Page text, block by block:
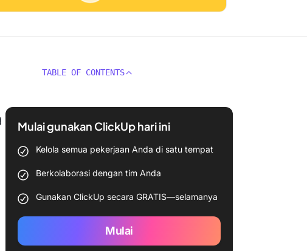
TABLE OF CONTENTS
Mulai gunakan ClickUp hari ini
Kelola semua pekerjaan Anda di satu tempat
Berkolaborasi dengan tim Anda
Gunakan ClickUp secara GRATIS—selamanya
Mulai